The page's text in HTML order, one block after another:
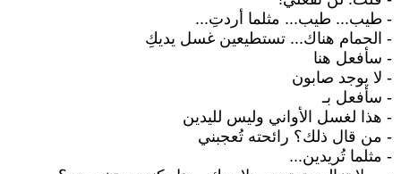
- طيب... طيب... مثلما أردتِ...
- الحمام هناك... تستطيعين غسل يديكِ
- سأفعل هنا
- لا يوجد صابون
- سأفعل بـ
- هذا لغسل الأواني وليس لليدين
- من قال ذلك؟ رائحته تُعجبني
- مثلما تُريدين...